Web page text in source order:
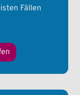
Fällen